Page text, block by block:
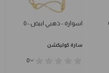
اسوارة - ذهبي ابيض - 0
سارة كوليكشن
0